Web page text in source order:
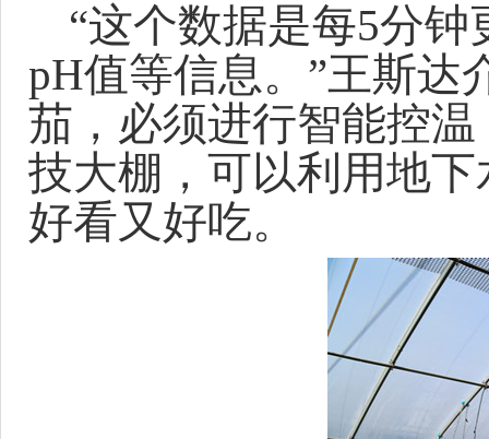
“这个数据是每5分钟
pH值等信息。 ”王斯达
茄，必须进行智能控
技大棚，可以利用地
好看又好吃。